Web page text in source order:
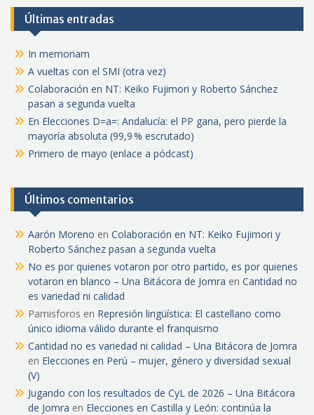
Últimas entradas
In memoriam
A vueltas con el SMI (otra vez)
Colaboración en NT: Keiko Fujimori y Roberto Sánchez
pasan a segunda vuelta
En Elecciones D=a=: Andalucía: el PP gana, pero pierde la
mayoría absoluta (99,9 % escrutado)
Primero de mayo (enlace a pódcast)
Últimos comentarios
Aarón Moreno en Colaboración en NT: Keiko Fujimori y
Roberto Sánchez pasan a segunda vuelta
No es por quienes votaron por otro partido, es por quienes
votaron en blanco – Una Bitácora de Jomra en Cantidad no
es variedad ni calidad
Pamisforos en Represión lingüística: El castellano como
único idioma válido durante el franquismo
Cantidad no es variedad ni calidad – Una Bitácora de Jomra
en Elecciones en Perú – mujer, género y diversidad sexual
(V)
Jugando con los resultados de CyL de 2026 – Una Bitácora
de Jomra en Elecciones en Castilla y León: continúa la